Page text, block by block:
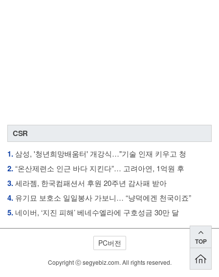
CSR
1.삼성, '청년희망배움터' 개강식…"기술 인재 키우고 청
2.“온산제련소 인근 바다 지킨다”… 고려아연, 1억원 후
3.세라젬, 한국컴패션서 후원 20주년 감사패 받아
4. 유기묘 보호소 일일봉사 가보니… “냥덕에겐 천국이죠”
5. 네이버, ‘지진 피해’ 베네수엘라에 구호성금 30만 달
PC버전
Copyright ⓒ segyebiz.com. All rights reserved.
TOP